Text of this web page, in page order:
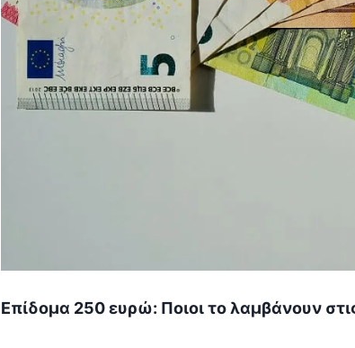
Επίδομα 250 ευρώ: Ποιοι το λαμβάνουν